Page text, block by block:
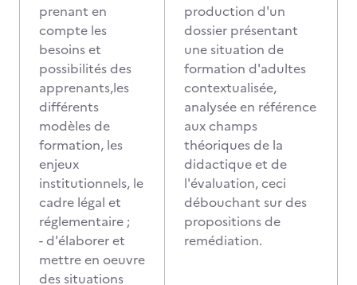
prenant en
compte les
besoins et
possibilités des
apprenants,les
différents
modèles de
formation, les
enjeux
institutionnels, le
cadre légal et
réglementaire ;
- d'élaborer et
mettre en oeuvre
des situations
production d'un
dossier présentant
une situation de
formation d'adultes
contextualisée,
analysée en référence
aux champs
théoriques de la
didactique et de
l'évaluation, ceci
débouchant sur des
propositions de
remédiation.